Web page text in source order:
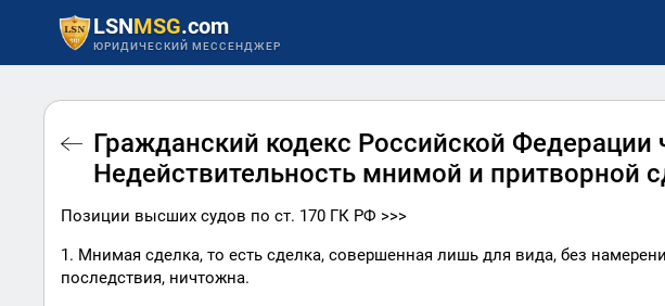
LSNMSG.com
ЮРИДИЧЕСКИЙ МЕССЕНДЖЕР
Гражданский кодекс Российской Федерации
Недействительность мнимой и притворной
Позиции высших судов по ст. 170 ГК РФ >>>
1. Мнимая сделка, то есть сделка, совершенная лишь для вида, без
последствия, ничтожна.